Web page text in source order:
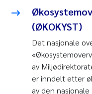
(ØKOKYST)
Det nasjonale
av
er inndelt etter
av den nasjonale